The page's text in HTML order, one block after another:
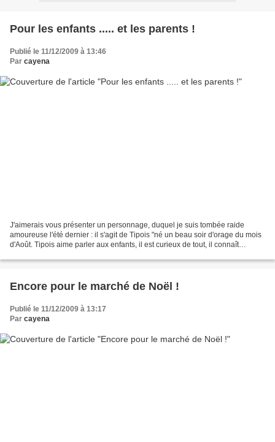
Pour les enfants ..... et les parents !
Publié le 11/12/2009 à 13:46
Par cayena
J'aimerais vous présenter un personnage, duquel je suis tombée raide
amoureuse l'été dernier : il s'agit de Tipois "né un beau soir d'orage du mois
d'Août. Tipois aime parler aux enfants, il est curieux de tout, il connaît
Encore pour le marché de Noël !
Publié le 11/12/2009 à 13:17
Par cayena